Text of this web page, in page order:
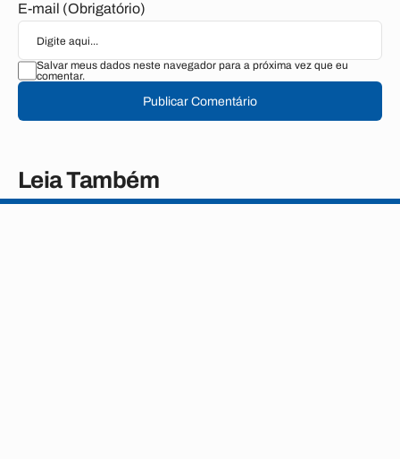
E-mail (Obrigatório)
Salvar meus dados neste navegador para a próxima vez que eu
comentar.
Publicar Comentário
Leia Também